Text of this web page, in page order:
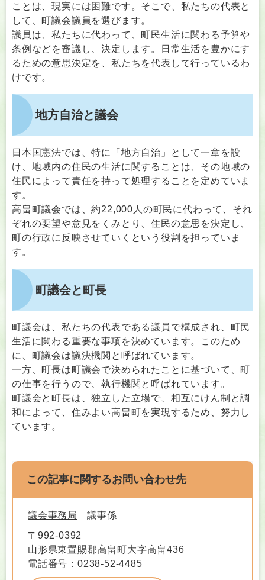
ことは、現実には困難です。そこで、私たちの代表と
して、町議会議員を選びます。
議員は、私たちに代わって、町民生活に関わる予算や
条例などを審議し、決定します。日常生活を豊かにす
るための意思決定を、私たちを代表して行っているわ
けです。
地方自治と議会
日本国憲法では、特に「地方自治」として一章を設
け、地域内の住民の生活に関することは、その地域の
住民によって責任を持って処理することを定めていま
す。
高畠町議会では、約22,000人の町民に代わって、それ
ぞれの要望や意見をくみとり、住民の意思を決定し、
町の行政に反映させていくという役割を担っていま
す。
町議会と町長
町議会は、私たちの代表である議員で構成され、町民
生活に関わる重要な事項を決めています。このため
に、町議会は議決機関と呼ばれています。
一方、町長は町議会で決められたことに基づいて、町
の仕事を行うので、執行機関と呼ばれています。
町議会と町長は、独立した立場で、相互にけん制と調
和によって、住みよい高畠町を実現するため、努力し
ています。
この記事に関するお問い合わせ先
議会事務局
議事係
〒992-0392
山形県東置賜郡高畠町大字高畠436
電話番号：0238-52-4485